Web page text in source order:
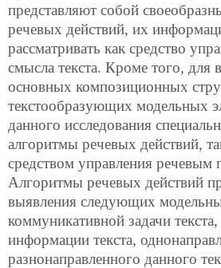
представляют собой
речевых действий, их
рассматривать как средство
смысла текста. Кроме того, для
основных композиционных
текстообразующих модельных
данного исследования
алгоритмы речевых действий,
средством управления речевым
Алгоритмы речевых действий
выявления следующих
коммуникативной задачи
информации текста,
разнонаправленного данного